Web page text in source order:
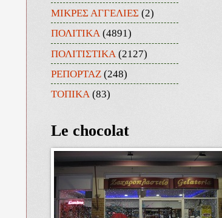
ΜΙΚΡΕΣ ΑΓΓΕΛΙΕΣ (2)
ΠΟΛΙΤΙΚΑ (4891)
ΠΟΛΙΤΙΣΤΙΚΑ (2127)
ΡΕΠΟΡΤΑΖ (248)
ΤΟΠΙΚΑ (83)
Le chocolat